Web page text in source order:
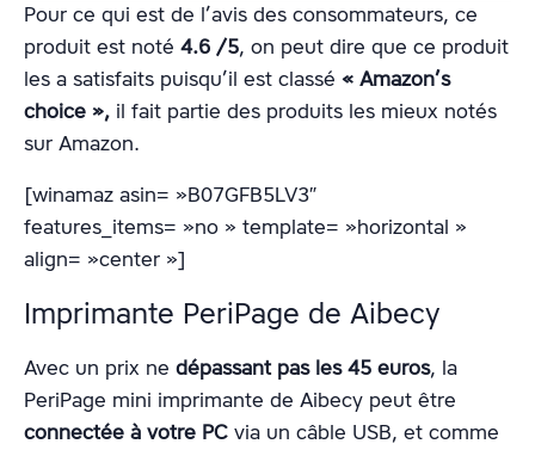
Pour ce qui est de l’avis des consommateurs, ce
produit est noté 4.6 /5, on peut dire que ce produit
les a satisfaits puisqu’il est classé « Amazon’s
choice », il fait partie des produits les mieux notés
sur Amazon.
[winamaz asin= »B07GFB5LV3″
features_items= »no » template= »horizontal »
align= »center »]
Imprimante PeriPage de Aibecy
Avec un prix ne dépassant pas les 45 euros, la
PeriPage mini imprimante de Aibecy peut être
connectée à votre PC via un câble USB, et comme